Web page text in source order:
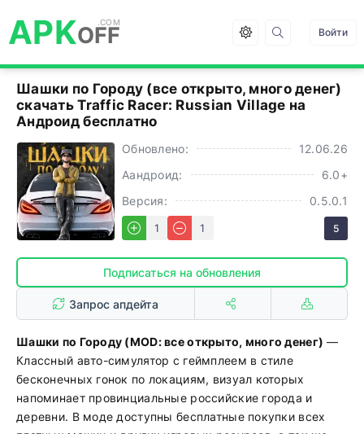
APKOFF Войти
Шашки по Городу (все открыто, много денег)
cкачать Traffic Racer: Russian Village на
Андроид бесплатно
Обновлено:
12.06.26
Аандроид:
6.0+
Версия:
0.5.0.1
1 1 5
Подписаться на обновления
Запрос апдейта
Шашки по Городу (MOD: все открыто, много денег) —
Классный авто-симулятор с геймплеем в стиле
бесконечных гонок по локациям, визуал которых
напоминает провинциальные российские города и
деревни. В моде доступны бесплатные покупки всех